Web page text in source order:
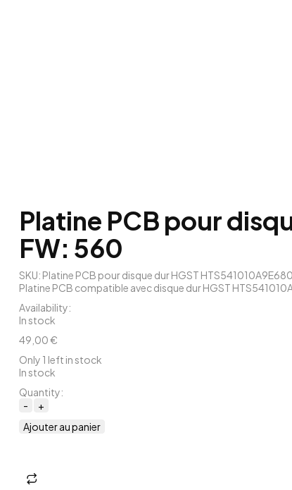
Platine PCB pour
FW: 560
SKU: Platine PCB pour disque dur HGST
Platine PCB compatible avec disque dur HGST
Availability:
In stock
49,00€
Only 1 left in stock
In stock
Quantity:
Ajouter au panier